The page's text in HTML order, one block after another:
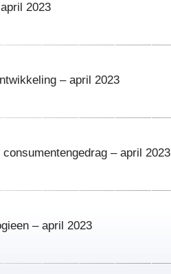
2023
– april 2023
– april 2023
– april 2023